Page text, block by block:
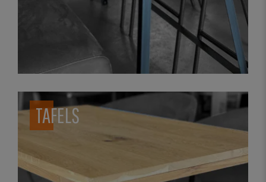
TAFELS